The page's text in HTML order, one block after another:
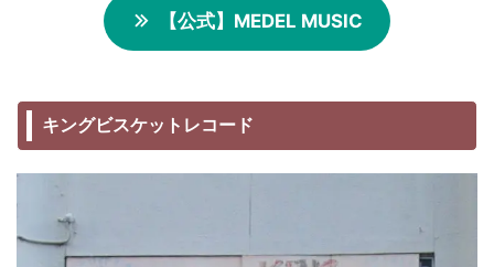
【公式】MEDEL MUSIC
キングビスケットレコード